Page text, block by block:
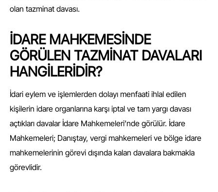
olan tazminat davası.
İDARE MAHKEMESİNDE
GÖRÜLEN TAZMİNAT DAVALARI
HANGİLERİDİR?
İdari eylem ve işlemlerden dolayı menfaati ihlal edilen
kişilerin idare organlarına karşı iptal ve tam yargı davası
açtıkları davalar İdare Mahkemeleri’nde görülür. İdare
Mahkemeleri; Danıştay, vergi mahkemeleri ve bölge idare
mahkemelerinin görevi dışında kalan davalara bakmakla
görevlidir.